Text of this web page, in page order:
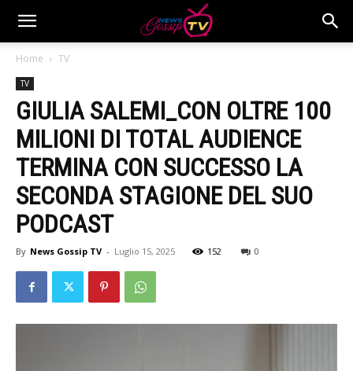
Home TV
TV
GIULIA SALEMI_CON OLTRE 100
MILIONI DI TOTAL AUDIENCE
TERMINA CON SUCCESSO LA
SECONDA STAGIONE DEL SUO
PODCAST
By News Gossip TV - Luglio 15, 2025 152 0